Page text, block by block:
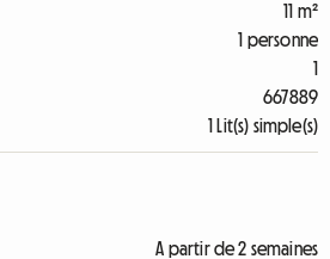
11 m²
1 personne
1
667889
1 Lit(s) simple(s)
A partir de 2 semaines